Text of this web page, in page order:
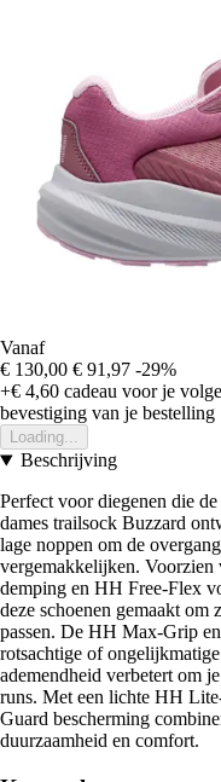
Vanaf
€ 130,00 € 91,97 -29%
+€ 4,60 cadeau voor je
bevestiging van je bestelling
Loading...
Beschrijving
Perfect voor diegenen die
dames trailsock Buzzard
lage noppen om de
vergemakkelijken.
demping en HH Free-Flex
deze schoenen gemaakt om
passen. De HH Max-Grip
rotsachtige of
ademendheid verbetert om
runs. Met een lichte HH
Guard bescherming
duurzaamheid en comfort.